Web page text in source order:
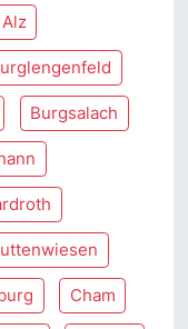
Burgsalach
Cham